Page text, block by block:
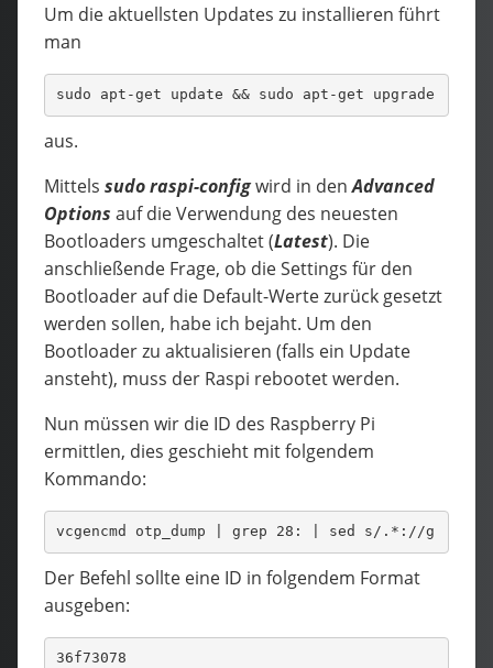
Um die aktuellsten Updates zu installieren führt
man
sudo apt-get update && sudo apt-get upgrade
aus.
Mittels sudoraspi-configwird in denAdvanced
Options auf die Verwendung des neuesten
Bootloaders umgeschaltet (Latest). Die
anschließende Frage, ob die Settings für den
Bootloader auf die Default-Werte zurück gesetzt
werden sollen, habe ich bejaht. Um den
Bootloader zu aktualisieren (falls ein Update
ansteht), muss der Raspi rebootet werden.
Nun müssen wir die ID des Raspberry Pi
ermittlen, dies geschieht mit folgendem
Kommando:
vcgencmd otp_dump | grep 28: | sed s/.*://g
Der Befehl sollte eine ID in folgendem Format
ausgeben:
36f73078